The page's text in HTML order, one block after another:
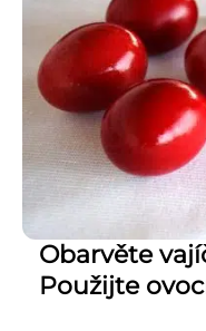
Obarvěte
Použijte